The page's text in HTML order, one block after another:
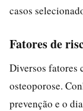
casos
Fatores de
Diversos fatores
osteoporose.
prevenção e o